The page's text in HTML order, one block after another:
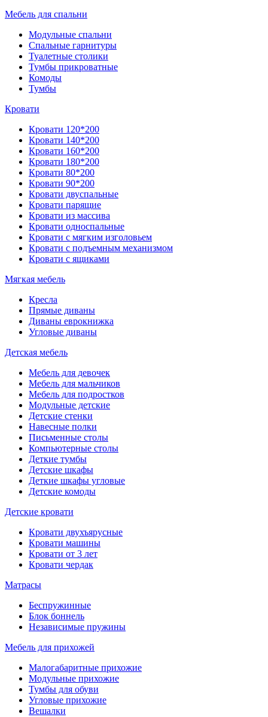
Мебель для спальни
Модульные спальни
Спальные гарнитуры
Туалетные столики
Тумбы прикроватные
Комоды
Тумбы
Кровати
Кровати 120*200
Кровати 140*200
Кровати 160*200
Кровати 180*200
Кровати 80*200
Кровати 90*200
Кровати двуспальные
Кровати парящие
Кровати из массива
Кровати односпальные
Кровати с мягким изголовьем
Кровати с подъемным механизмом
Кровати с ящиками
Мягкая мебель
Кресла
Прямые диваны
Диваны еврокнижка
Угловые диваны
Детская мебель
Мебель для девочек
Мебель для мальчиков
Мебель для подростков
Модульные детские
Детские стенки
Навесные полки
Письменные столы
Компьютерные столы
Деткие тумбы
Детские шкафы
Деткие шкафы угловые
Детские комоды
Детские кровати
Кровати двухъярусные
Кровати машины
Кровати от 3 лет
Кровати чердак
Матрасы
Беспружинные
Блок боннель
Независимые пружины
Мебель для прихожей
Малогабаритные прихожие
Модульные прихожие
Тумбы для обуви
Угловые прихожие
Вешалки